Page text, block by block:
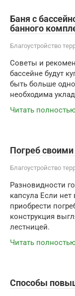
Баня с
банного
Благоустройство
Советы и
бассейне будут
быть больше
необходима
Читать
Погреб
Благоустройство
Разновидности
капсула Если
приобрести
конструкция
лестницей.
Читать
Способы